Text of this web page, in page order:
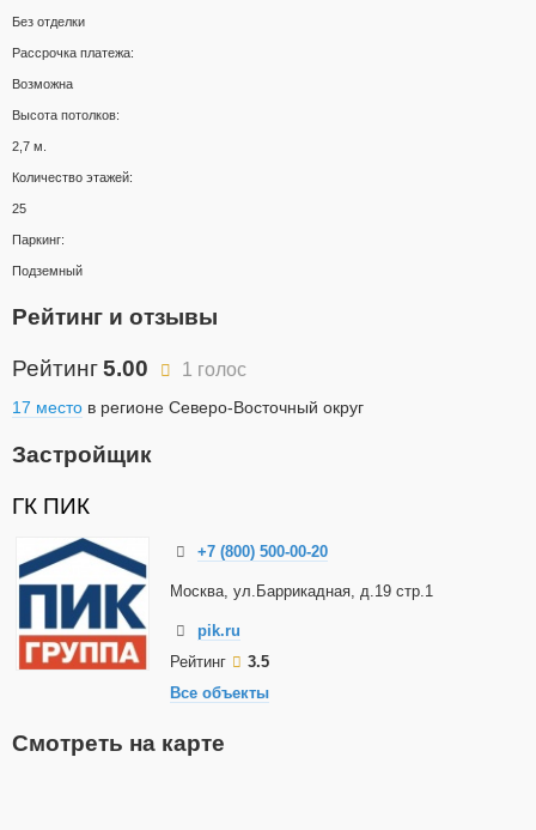
Без отделки
Рассрочка платежа:
Возможна
Высота потолков:
2,7 м.
Количество этажей:
25
Паркинг:
Подземный
Рейтинг и отзывы
Рейтинг5.00 1 голос
17 место в регионе Северо-Восточный округ
Застройщик
ГК ПИК
+7 (800) 500-00-20
Москва, ул.Баррикадная, д.19 стр.1
pik.ru
Рейтинг
3.5
Все объекты
Смотреть на карте